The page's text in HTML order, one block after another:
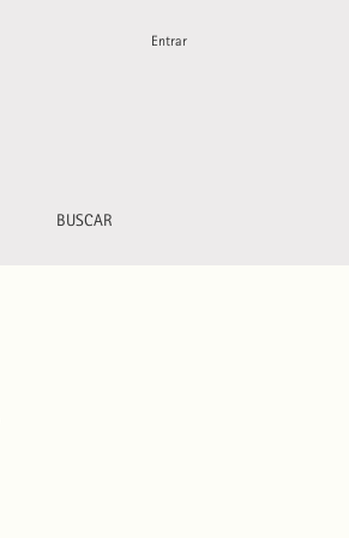
BUSCAR
Entrar